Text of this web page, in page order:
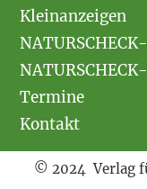
Kleinanzeigen
Termine
Kontakt
© 2024 Verlag